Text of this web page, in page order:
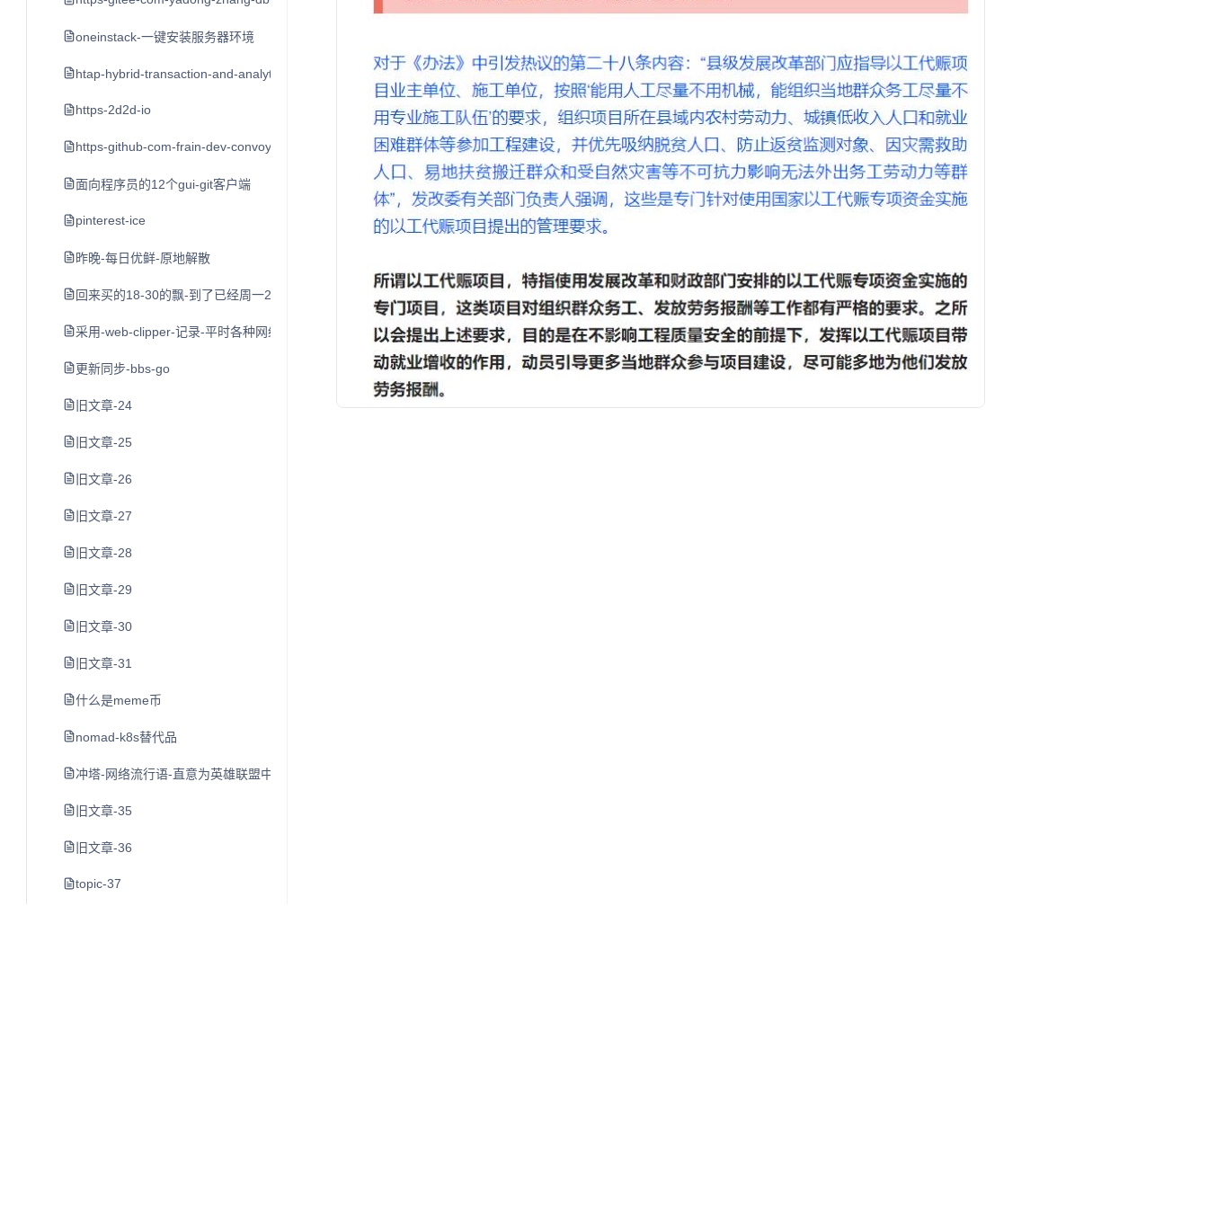
oneinstack-一键安装服务器环境
htap-hybrid-transaction-and-analytical-processing-混合事务和分析处理
https-2d2d-io
https-github-com-frain-dev-convoy
面向程序员的12个gui-git客户端
pinterest-ice
昨晚-每日优鲜-原地解散
回来买的18-30的飘-到了已经周一2点了-打车到家不到3点
采用-web-clipper-记录-平时各种网络平台的-好文章-值得记录的事件-web网址-图书-电影等
更新同步-bbs-go
旧文章-24
旧文章-25
旧文章-26
旧文章-27
旧文章-28
旧文章-29
旧文章-30
旧文章-31
什么是meme币
nomad-k8s替代品
冲塔-网络流行语-直意为英雄联盟中尚未发育完全就去打防御塔-在网络环境下代指作死
旧文章-35
旧文章-36
topic-37